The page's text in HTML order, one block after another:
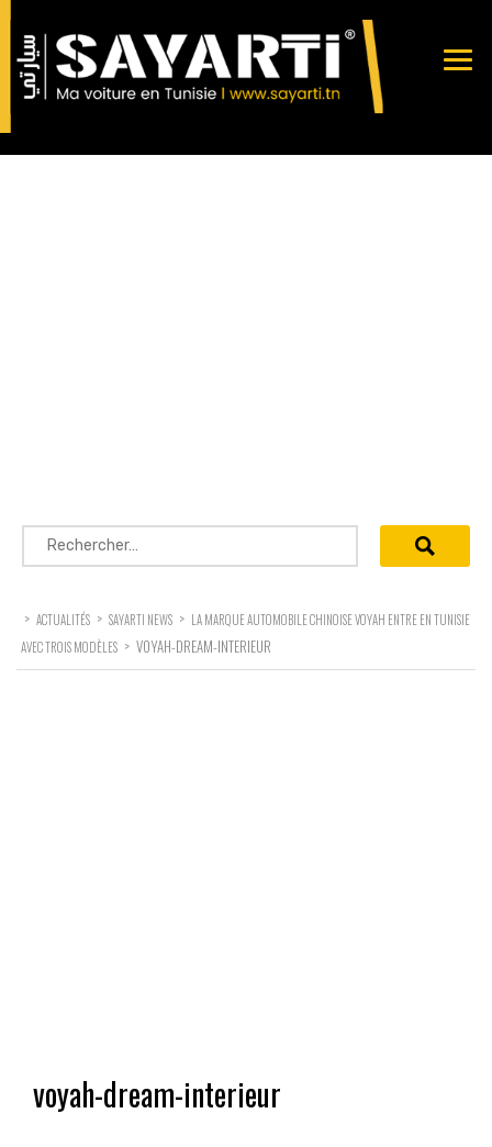
Rechercher :
> ACTUALITÉS > SAYARTI NEWS > LA MARQUE AUTOMOBILE CHINOISE VOYAH ENTRE EN TUNISIE
AVEC TROIS MODÈLES > VOYAH-DREAM-INTERIEUR
voyah-dream-interieur